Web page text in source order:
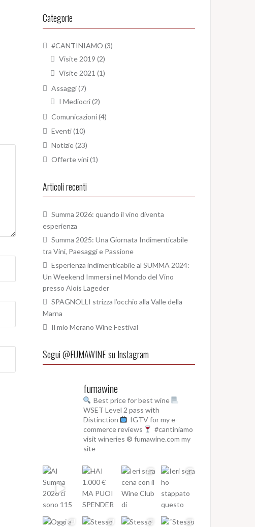
Categorie
#CANTINIAMO (3)
Visite 2019 (2)
Visite 2021 (1)
Assaggi(7)
I Mediocri(2)
Comunicazioni(4)
Eventi(10)
Notizie(23)
Offerte vini(1)
Articoli recenti
Summa 2026: quando il vino diventa
esperienza
Summa 2025: Una Giornata Indimenticabile
tra Vini, Paesaggi e Passione
Esperienza indimenticabile al SUMMA 2024:
Un Weekend Immersi nel Mondo del Vino
presso Alois Lageder
SPAGNOLLI strizza l’occhio alla Valle della
Marna
Il mio Merano Wine Festival
Segui @FUMAWINE su Instagram
fumawine
Best price for best wine
WSET Level 2 pass with
Distinction
IGTV for my e-
commerce reviews
#cantiniamo
visit wineries ® fumawine.com my
site